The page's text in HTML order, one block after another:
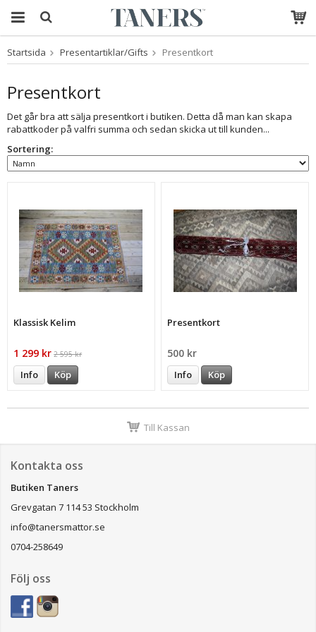
Produkten har blivit
tillagd i varukorgen
Startsida Presentartiklar/Gifts Presentkort
Presentkort
Det går bra att sälja presentkort i butiken. Detta då man kan skapa
rabattkoder på valfri summa och sedan skicka ut till kunden...
Sortering:
Klassisk Kelim
1 299 kr 2 595 kr
Info Köp
Presentkort
500 kr
Info Köp
Till Kassan
Kontakta oss
Butiken Taners
Grevgatan 7 114 53 Stockholm
info@tanersmattor.se
0704-258649
Följ oss